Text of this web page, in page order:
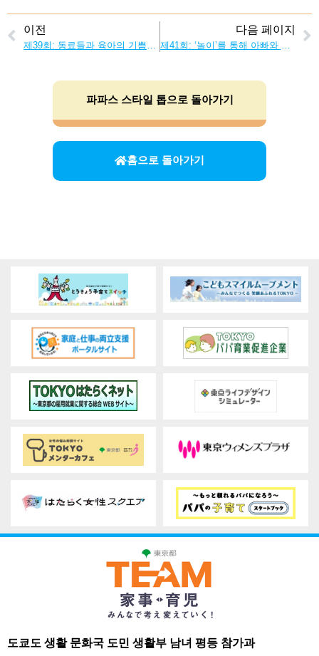
이전 다음 페이지
파파스 스타일 톱으로 돌아가기
홈으로 돌아가기
도쿄도 생활 문화국 도민 생활부 남녀 평등 참가과